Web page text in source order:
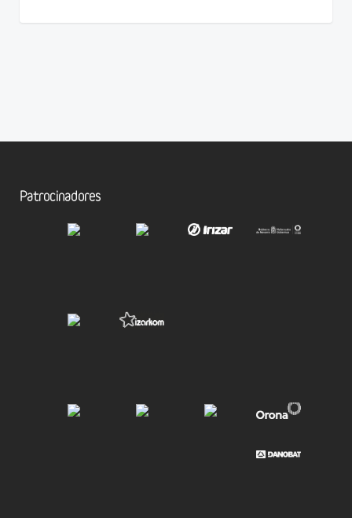
Patrocinadores